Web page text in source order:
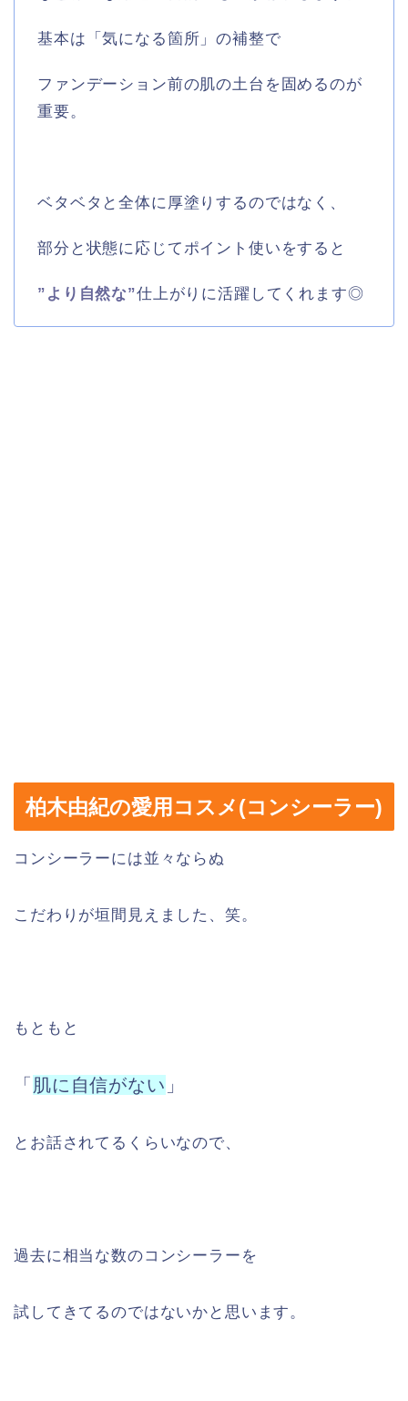
基本は「気になる箇所」の補整で
ファンデーション前の肌の土台を固めるのが
重要。
ベタベタと全体に厚塗りするのではなく、
部分と状態に応じてポイント使いをすると
”より自然な”仕上がりに活躍してくれます◎
柏木由紀の愛用コスメ(コンシーラー)
コンシーラーには並々ならぬ
こだわりが垣間見えました、笑。
もともと
「 肌に自信がない 」
とお話されてるくらいなので、
過去に相当な数のコンシーラーを
試してきてるのではないかと思います。